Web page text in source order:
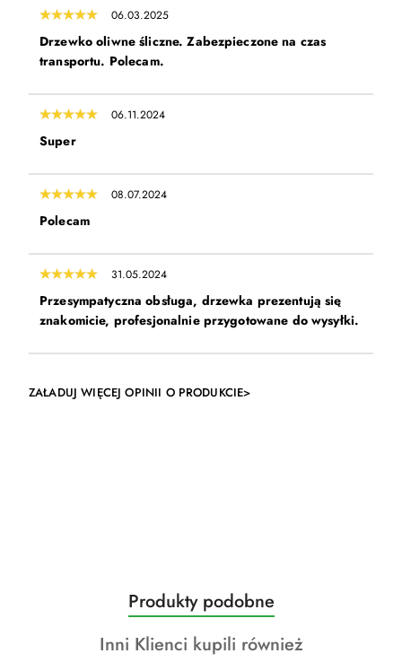
06.03.2025
Drzewko oliwne śliczne. Zabezpieczone na czas
transportu. Polecam.
06.11.2024
Super
08.07.2024
Polecam
31.05.2024
Przesympatyczna obsługa, drzewka prezentują się
znakomicie, profesjonalnie przygotowane do wysyłki.
ZAŁADUJ WIĘCEJ OPINII O PRODUKCIE>
Pomiń karuzelę produktów
Produkty
o
statusie:
Produkty podobne
Produkty
Inni Klienci kupili również